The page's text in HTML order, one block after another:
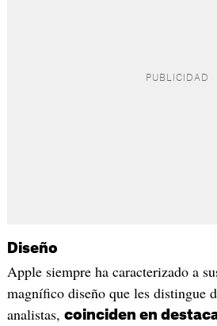
Diseño
Apple siempre ha caracterizado a
magnífico diseño que les distingue
analistas, coinciden en